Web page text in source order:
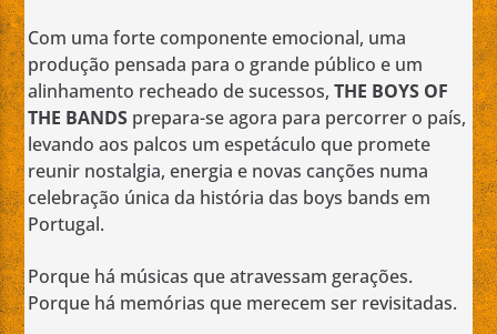
Com uma forte componente emocional, uma
produção pensada para o grande público e um
alinhamento recheado de sucessos,THE BOYS OF
THE BANDS prepara-se agora para percorrer o país,
levando aos palcos um espetáculo que promete
reunir nostalgia, energia e novas canções numa
celebração única da história das boys bands em
Portugal.
Porque há músicas que atravessam gerações.
Porque há memórias que merecem ser revisitadas.